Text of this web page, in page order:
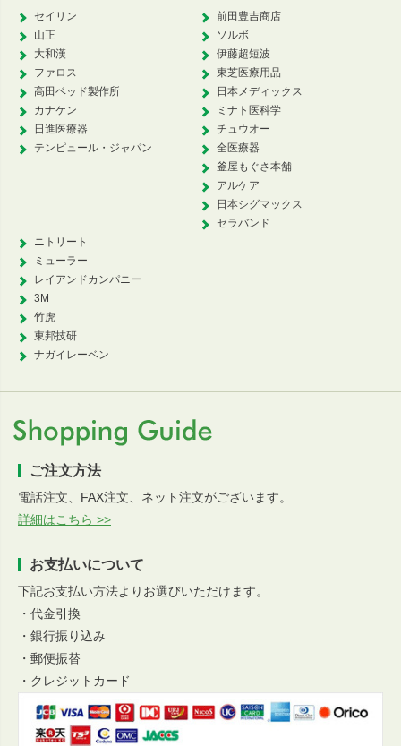
セイリン
山正
大和漢
ファロス
高田ベッド製作所
カナケン
日進医療器
テンピュール・ジャパン
前田豊吉商店
ソルボ
伊藤超短波
東芝医療用品
日本メディックス
ミナト医科学
チュウオー
全医療器
釜屋もぐさ本舗
アルケア
日本シグマックス
セラバンド
ニトリート
ミューラー
レイアンドカンパニー
3M
竹虎
東邦技研
ナガイレーベン
ご注文方法
電話注文、FAX注文、ネット注文がございます。
詳細はこちら >>
お支払いについて
下記お支払い方法よりお選びいただけます。
・代金引換
・銀行振り込み
・郵便振替
・クレジットカード